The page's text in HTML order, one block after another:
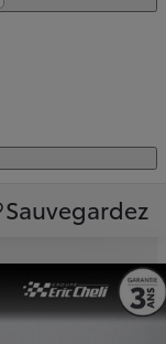
Sauvegardez